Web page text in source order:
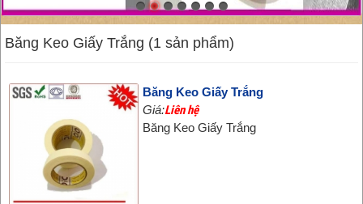
Băng Keo Giấy Trắng (1 sản phẩm)
Băng Keo Giấy Trắng
Giá:Liên hệ
Băng Keo Giấy Trắng